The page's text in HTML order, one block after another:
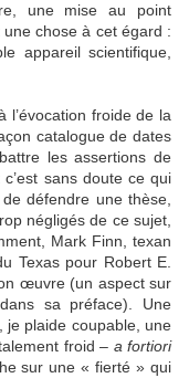
une mise au point
chose à cet égard :
appareil scientifique,
l’évocation froide de la
catalogue de dates
les assertions de
sans doute ce qui
défendre une thèse,
négligés de ce sujet,
Mark Finn, texan
Texas pour Robert E.
œuvre (un aspect sur
sa préface). Une
je plaide coupable, une
froid – a fortiori
sur une « fierté » qui